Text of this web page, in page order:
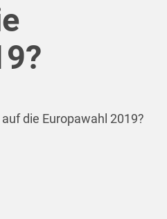
die Europawahl 2019?